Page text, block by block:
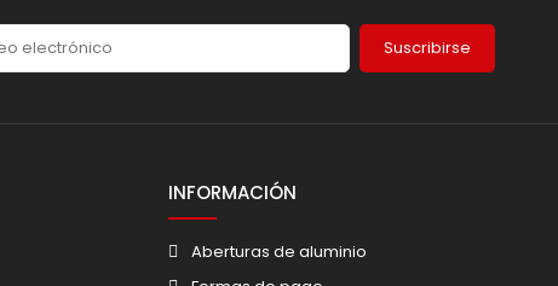
Suscribirse
INFORMACIÓN
Aberturas de aluminio